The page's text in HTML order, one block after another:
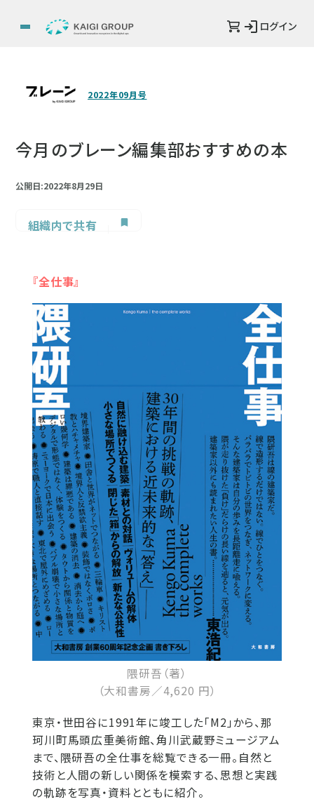
ログイン
2022年09月号
今月のブレーン編集部おすすめの本
公開日:2022年8月29日
組織内で共有
『全仕事』
隈研吾（著）
（大和書房／4,620 円）
東京・世田谷に1991年に竣工した「M2」から、那
珂川町馬頭広重美術館、角川武蔵野ミュージアム
まで、隈研吾の全仕事を総覧できる一冊。自然と
技術と人間の新しい関係を模索する、思想と実践
の軌跡を写真・資料とともに紹介。